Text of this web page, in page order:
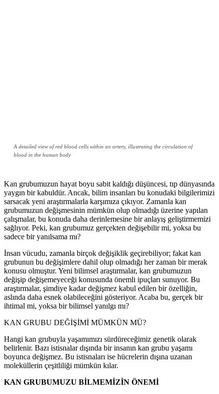
A detailed view of red blood cells within an artery, illustrating the circulation of
blood in the human body
Kan grubumuzun hayat boyu sabit kaldığı düşüncesi, tıp dünyasında
yaygın bir kabuldür. Ancak, bilim insanları bu konudaki bilgilerimizi
sarsacak yeni araştırmalarla karşımıza çıkıyor. Zamanla kan
grubumuzun değişmesinin mümkün olup olmadığı üzerine yapılan
çalışmalar, bu konuda daha derinlemesine bir anlayış geliştirmemizi
sağlıyor. Peki, kan grubumuz gerçekten değişebilir mi, yoksa bu
sadece bir yanılsama mı?
İnsan vücudu, zamanla birçok değişiklik geçirebiliyor; fakat kan
grubunun bu değişimlere dahil olup olmadığı her zaman bir merak
konusu olmuştur. Yeni bilimsel araştırmalar, kan grubumuzun
değişip değişemeyeceği konusunda önemli ipuçları sunuyor. Bu
araştırmalar, şimdiye kadar değişmez kabul edilen bir özelliğin,
aslında daha esnek olabileceğini gösteriyor. Acaba bu, gerçek bir
ihtimal mi, yoksa bir bilimsel yanılgı mı?
KAN GRUBU DEĞİŞİMİ MÜMKÜN MÜ?
Hangi kan grubuyla yaşamımızı sürdüreceğimiz genetik olarak
belirlenir. Bazı istisnalar dışında bir insanın kan grubu yaşamı
boyunca değişmez. Bu istisnaları ise hücrelerin dışına uzanan
moleküllerin çeşitliliği mümkün kılar.
KAN GRUBUMUZU BİLMEMİZİN ÖNEMİ